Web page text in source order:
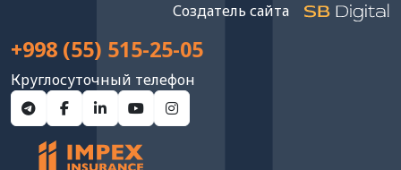
+998 (55) 515-25-05
Круглосуточный телефон
Создатель сайта